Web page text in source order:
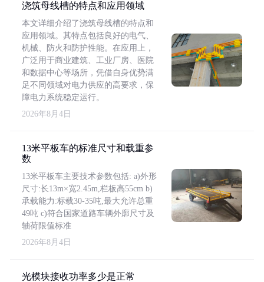
浇筑母线槽的特点和应用领域
本文详细介绍了浇筑母线槽的特点和
应用领域。其特点包括良好的电气、
机械、防火和防护性能。在应用上，
广泛用于商业建筑、工业厂房、医院
和数据中心等场所，凭借自身优势满
足不同领域对电力供应的高要求，保
障电力系统稳定运行。
2026年8月4日
13米平板车的标准尺寸和载重参
数
13米平板车主要技术参数包括: a)外形
尺寸:长13m×宽2.45m,栏板高55cm b)
承载能力:标载30-35吨,最大允许总重
49吨 c)符合国家道路车辆外廓尺寸及
轴荷限值标准
2026年8月4日
光模块接收功率多少是正常